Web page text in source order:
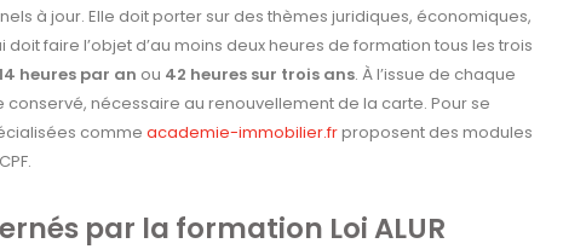
à jour. Elle doit porter sur des thèmes juridiques, économiques,
faire l’objet d’au moins deux heures de formation tous les trois
heures par an ou 42 heures sur trois ans. À l’issue de chaque
conservé, nécessaire au renouvellement de la carte. Pour se
comme academie-immobilier.frproposent des modules
par la formation Loi ALUR